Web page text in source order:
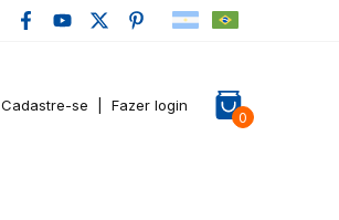
Cadastre-se Fazer login
0